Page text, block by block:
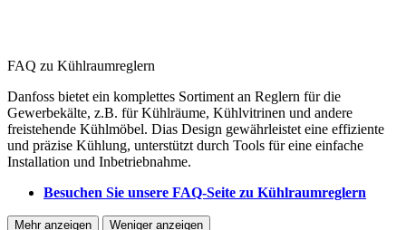
FAQ zu Kühlraumreglern
Danfoss bietet ein komplettes Sortiment an Reglern für die
Gewerbekälte, z.B. für Kühlräume, Kühlvitrinen und andere
freistehende Kühlmöbel. Dias Design gewährleistet eine effiziente
und präzise Kühlung, unterstützt durch Tools für eine einfache
Installation und Inbetriebnahme.
Besuchen Sie unsere FAQ-Seite zu Kühlraumreglern
Mehr anzeigen Weniger anzeigen